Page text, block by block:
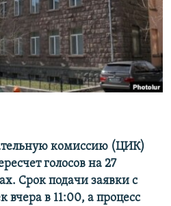
комиссию (ЦИК)
голосов на 27
Срок подачи заявки с
вчера в 11:00, а процесс